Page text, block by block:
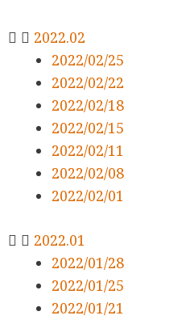
2022.02
2022/02/25
2022/02/22
2022/02/18
2022/02/15
2022/02/11
2022/02/08
2022/02/01
2022.01
2022/01/28
2022/01/25
2022/01/21